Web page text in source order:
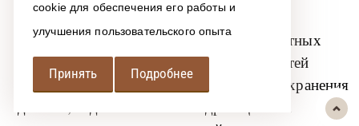
cookie для обеспечения его работы и
улучшения пользовательского опыта
Принять Подробнее
Списание с исполнителей работ (подотчетных
лиц) отпущенных (выданных) им ценностей
осуществляется после сдачи ими в места хранения